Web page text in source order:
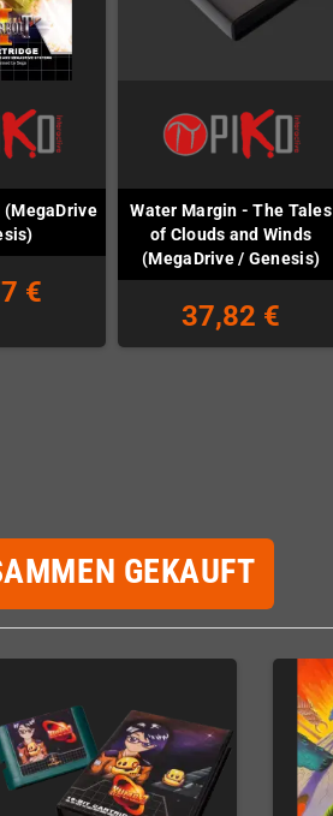
€
Water Margin - The Tales
of Clouds and Winds
(MegaDrive / Genesis)
37,82 €
GEKAUFT